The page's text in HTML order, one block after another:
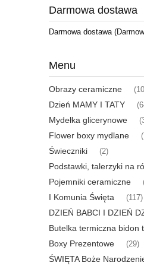
Darmowa dostawa
Darmowa dostawa
Menu
Obrazy ceramiczne
Dzień MAMY I TATY
Mydełka glicerynowe
Flower boxy mydlane
Świeczniki (2)
Podstawki, talerzyki na
Pojemniki ceramiczne
I Komunia Święta (117)
DZIEŃ BABCI I DZIEŃ
Butelka termiczna bidon
Boxy Prezentowe (29)
ŚWIĘTA Boże